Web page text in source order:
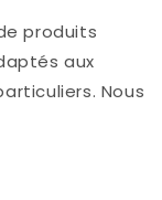
produits
aux
Nous